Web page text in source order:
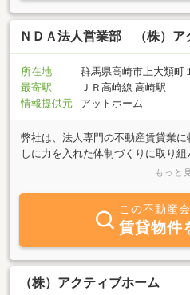
ＮＤＡ法人営業部 （株）ア
所在地
群馬県高崎市上大類町
最寄駅
ＪＲ高崎線 高崎駅
情報提供元
アットホーム
弊社は、法人専門の不動産賃貸業
しに力を入れた体制づくりに取り
て在籍しているスタッフの大半が
すが「お客様が希望されている物
仕事と考えております。また、加
様に力を入れていることがありま
２．入居後のトラブル対応３．社
す。以上のことを全て迅速且つ効
おります。些細なことでもまずは
もっと
この不動産
賃貸物件
（株）アクティブホーム